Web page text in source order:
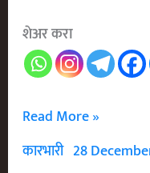
शेअर करा
माकडाचे
दुकान
Read More »
कारभारी 28